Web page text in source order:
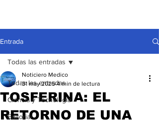
Entrada
Todas las entradas
Ciencia y Tecnología
Editorial
Todas las entradas
TOSFERINA: EL
RETORNO DE UNA
Noticiero Medico
31 may 2025 4 min de lectura